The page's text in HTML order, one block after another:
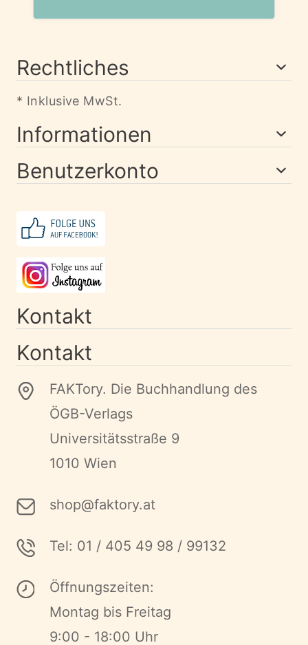
Rechtliches
* Inklusive MwSt.
Informationen
Benutzerkonto
Kontakt
Kontakt
FAKTory. Die Buchhandlung des
ÖGB-Verlags
Universitätsstraße 9
1010 Wien
shop@faktory.at
Tel: 01 / 405 49 98 / 99132
Öffnungszeiten:
Montag bis Freitag
9:00 - 18:00 Uhr